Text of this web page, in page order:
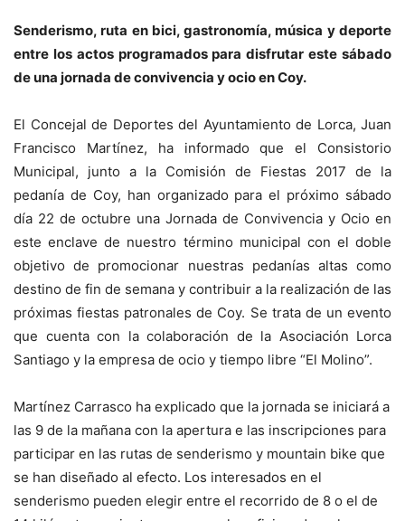
Senderismo, ruta en bici, gastronomía, música y deporte
entre los actos programados para disfrutar este sábado
de una jornada de convivencia y ocio en Coy.
El Concejal de Deportes del Ayuntamiento de Lorca, Juan
Francisco Martínez, ha informado que el Consistorio
Municipal, junto a la Comisión de Fiestas 2017 de la
pedanía de Coy, han organizado para el próximo sábado
día 22 de octubre una Jornada de Convivencia y Ocio en
este enclave de nuestro término municipal con el doble
objetivo de promocionar nuestras pedanías altas como
destino de fin de semana y contribuir a la realización de las
próximas fiestas patronales de Coy. Se trata de un evento
que cuenta con la colaboración de la Asociación Lorca
Santiago y la empresa de ocio y tiempo libre “El Molino”.
Martínez Carrasco ha explicado que la jornada se iniciará a
las 9 de la mañana con la apertura e las inscripciones para
participar en las rutas de senderismo y mountain bike que
se han diseñado al efecto. Los interesados en el
senderismo pueden elegir entre el recorrido de 8 o el de